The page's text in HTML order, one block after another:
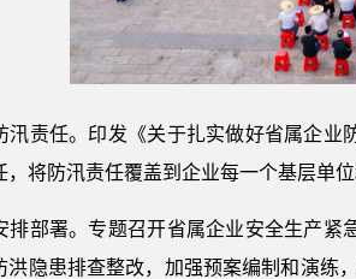
任。印发《关于扎实做好省属企业
将防汛责任覆盖到企业每一个基层单位
署。专题召开省属企业安全生产紧
洪隐患排查整改，加强预案编制和演练